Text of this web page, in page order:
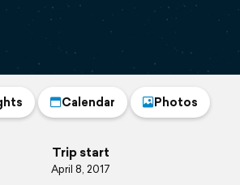
Calendar Photos
Trip start
April 8, 2017